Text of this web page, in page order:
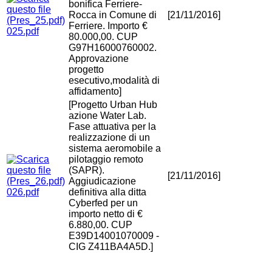
025.pdf
bonifica Ferriere-
Rocca in Comune di
Ferriere. Importo €
80.000,00. CUP
G97H16000760002.
Approvazione
progetto
esecutivo,modalità di
affidamento]
[21/11/2016]
026.pdf
[Progetto Urban Hub
azione Water Lab.
Fase attuativa per la
realizzazione di un
sistema aeromobile a
pilotaggio remoto
(SAPR).
Aggiudicazione
definitiva alla ditta
Cyberfed per un
importo netto di €
6.880,00. CUP
E39D14001070009 -
CIG Z411BA4A5D.]
[21/11/2016]